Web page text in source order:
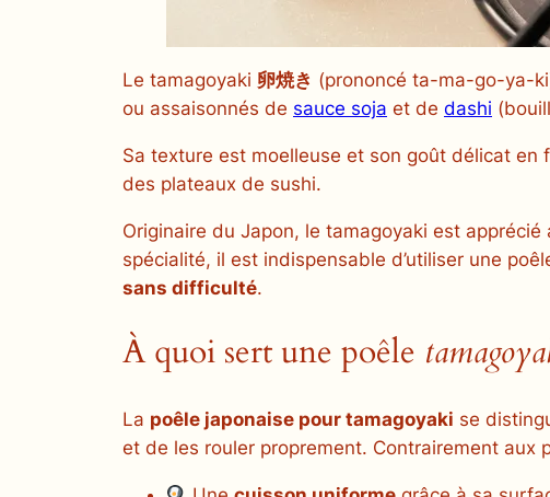
Le tamagoyaki 卵焼き (prononcé ta-ma-go-ya-ki
ou assaisonnés de sauce soja et de dashi
Sa texture est moelleuse et son goût délicat en
des plateaux de sushi.
Originaire du Japon, le tamagoyaki est apprécié
spécialité, il est indispensable d’utiliser une
sans difficulté.
À quoi sert une poêle
La poêle japonaise pour tamagoyaki se
et de les rouler proprement. Contrairement aux